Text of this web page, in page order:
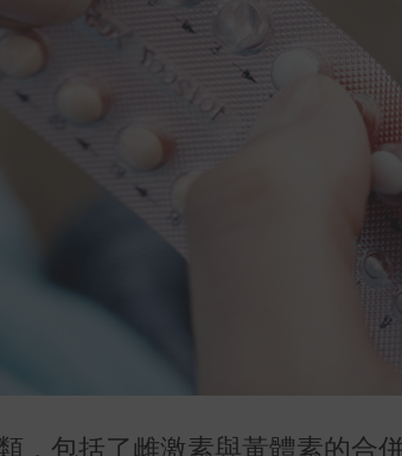
，包括了雌激素與黃體素的合